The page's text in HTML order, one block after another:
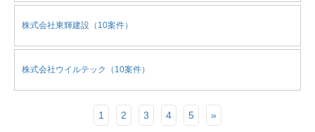
株式会社東輝建設（10案件）
株式会社ウイルテック（10案件）
1 2 3 4 5 »